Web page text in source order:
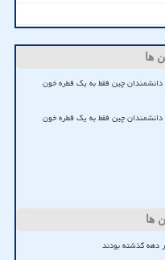
ها
قابل حمل دانشمندان چین فقط به یک قطره خون
قابل حمل دانشمندان چین فقط به یک قطره خون
ها
دهه گذشته بودند